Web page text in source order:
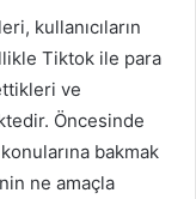
kullanıcıların
Tiktok ile para
ve
Öncesinde
bakmak
ne amaçla